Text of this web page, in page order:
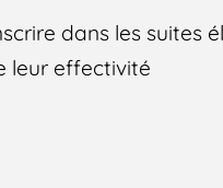
dans les
leur effectivité